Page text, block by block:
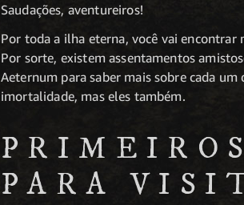
Saudações, aventureiros!
Por toda a ilha eterna, você vai encontrar
Por sorte, existem assentamentos
Aeternum para saber mais sobre cada um
imortalidade, mas eles também.
PARA